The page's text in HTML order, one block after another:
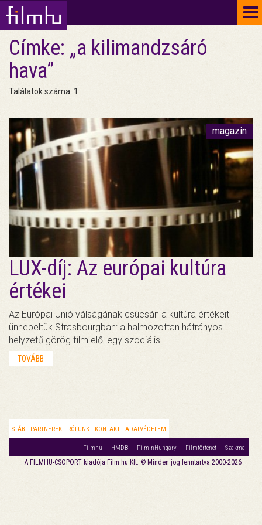
Címke: „a kilimandzsáró
hava”
Találatok száma: 1
magazin
LUX-díj: Az európai kultúra
értékei
Az Európai Unió válságának csúcsán a kultúra értékeit
ünnepeltük Strasbourgban: a halmozottan hátrányos
helyzetű görög film elől egy szociális…
TOVÁBB
STÁB PARTNEREK RÓLUNK KONTAKT ADATVÉDELEM
Filmhu HMDB FilmInHungary Filmtörténet Szakma
A FILMHU-CSOPORT kiadója Film.hu Kft. © Minden jog fenntartva 2000-2026